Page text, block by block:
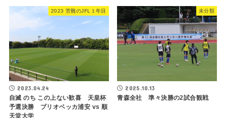
2023 苦難のJFL１年目
2023.04.24
自滅 のち この上ない歓喜 天皇杯
予選決勝 ブリオベッカ浦安 vs 順
天堂大学
未分類
2025.10.13
青森全社 準々決勝の2試合観戦